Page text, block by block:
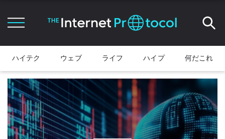
ハイテク ウェブ ライフ ハイプ 何だこれ